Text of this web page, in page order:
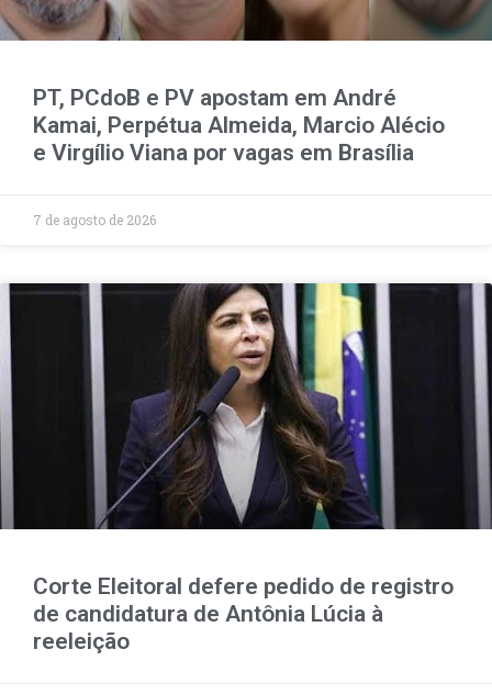
PT, PCdoB e PV apostam em André
Kamai, Perpétua Almeida, Marcio Alécio
e Virgílio Viana por vagas em Brasília
7 de agosto de 2026
Corte Eleitoral defere pedido de registro
de candidatura de Antônia Lúcia à
reeleição